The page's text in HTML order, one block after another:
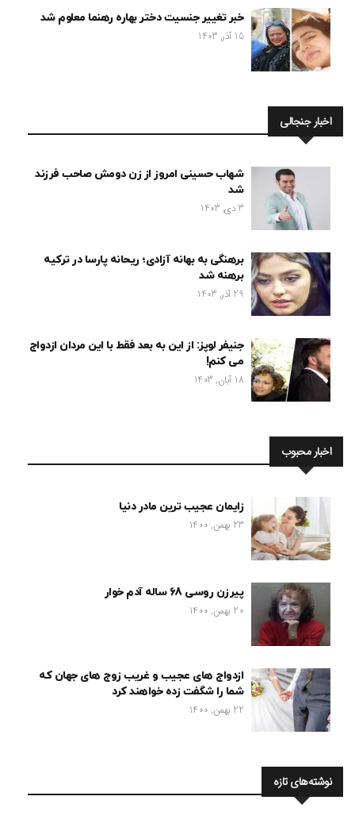
خبر تغییر جنسیت دختر بهاره رهنما معلوم شد
15 آذر, 1403
اخبار جنجالی
شهاب حسینی امروز از زن دومش صاحب فرزند
شد
3 دی, 1403
برهنگی به بهانه آزادی؛ ریحانه پارسا در ترکیه
برهنه شد
29 آذر, 1403
جنیفر لوپز: از این به بعد فقط با این مردان ازدواج
می کنم!
18 آبان, 1403
اخبار محبوب
زایمان عجیب ترین مادر دنیا
23 بهمن, 1400
پیرزن روسی 68 ساله آدم خوار
20 بهمن, 1400
ازدواج های عجیب و غریب زوج های جهان که
شما را شگفت زده خواهند کرد
22 بهمن, 1400
نوشته‌های تازه